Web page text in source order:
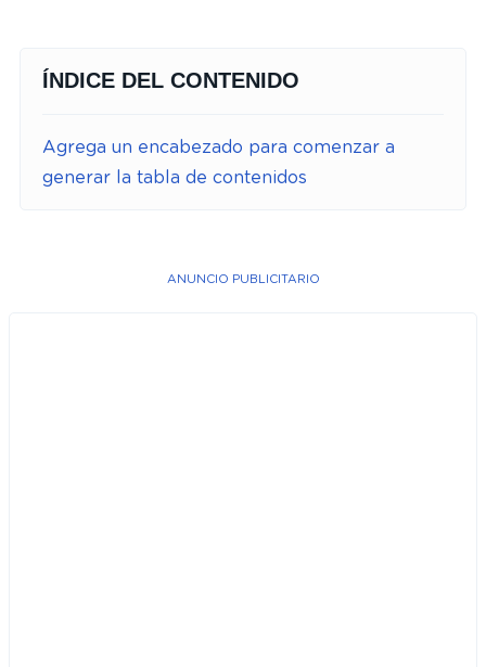
ÍNDICE DEL CONTENIDO
Agrega un encabezado para comenzar a
generar la tabla de contenidos
ANUNCIO PUBLICITARIO